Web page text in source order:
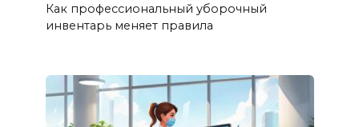
Как профессиональный уборочный
инвентарь меняет правила